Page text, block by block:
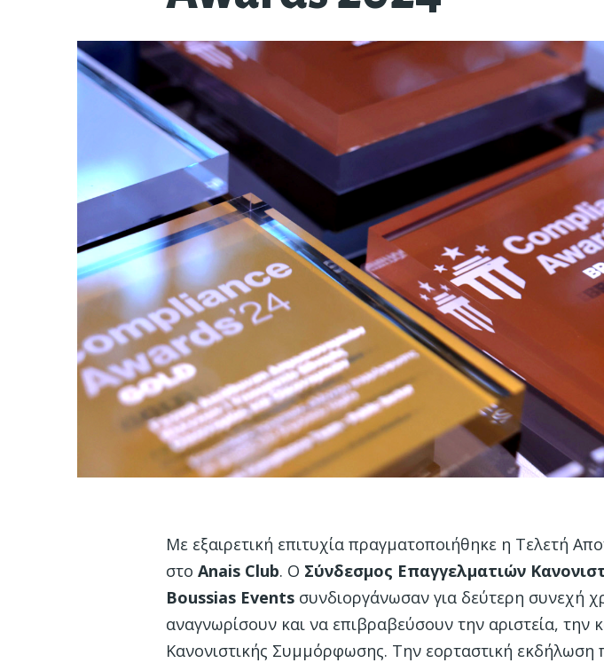
Κράσπεδα - Ρείθρα Εργαλεία - Αξεσουάρ
Προσφορές
Με εξαιρετική επιτυχία πραγματοποιήθηκε η Τελετή
στο Anais Club. Ο Σύνδεσμος Επαγγελματιών
Boussias Events συνδιοργάνωσαν για δεύτερη συνεχή
αναγνωρίσουν και να επιβραβεύσουν την αριστεία, την
Κανονιστικής Συμμόρφωσης. Την εορταστική εκδήλωση